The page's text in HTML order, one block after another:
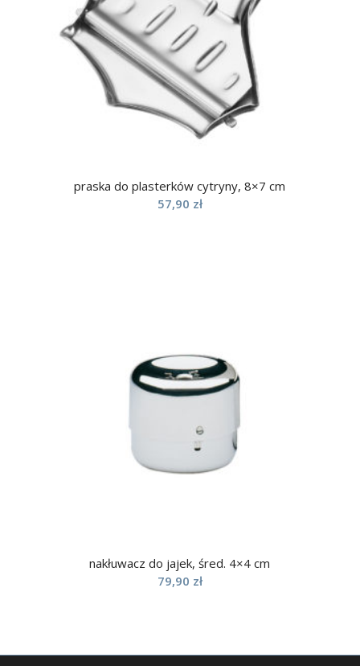
praska do plasterków cytryny, 8×7 cm
57,90 zł
nakłuwacz do jajek, śred. 4×4 cm
79,90 zł